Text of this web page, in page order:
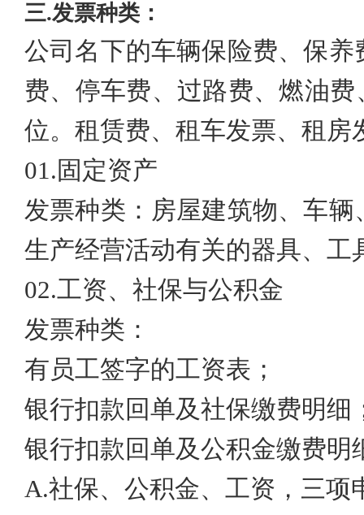
三.发票种类：
公司名下的车辆保险费、保
费、停车费、过路费、燃油费
位。租赁费、 租车发票、租房
01.固定资产
发票种类：房屋建筑物、车
生产经营活动有关的器具、工
02.工资、社保与公积金
发票种类：
有员工签字的工资表；
银行扣款回单及社保缴费明细
银行扣款回单及公积金缴费明
A.社保、公积金、工资，三项